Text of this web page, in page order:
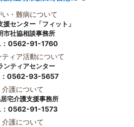
い・難病について
援センター「フィット」
市社協相談事務所
0562-91-1760
ティア活動について
ンティアセンター
0562-93-5657
介護について
宅介護支援事務所
0562-91-1573
介護について